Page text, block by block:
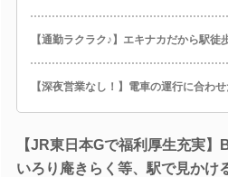
【通勤ラクラク♪】エキナカだから駅徒
【深夜営業なし！】電車の運行に合わせ
【JR東日本Gで福利厚生充実
いろり庵きらく等、駅で見かけ